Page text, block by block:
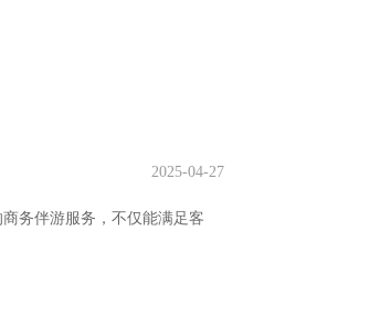
2025-04-27
务伴游服务，不仅能满足客